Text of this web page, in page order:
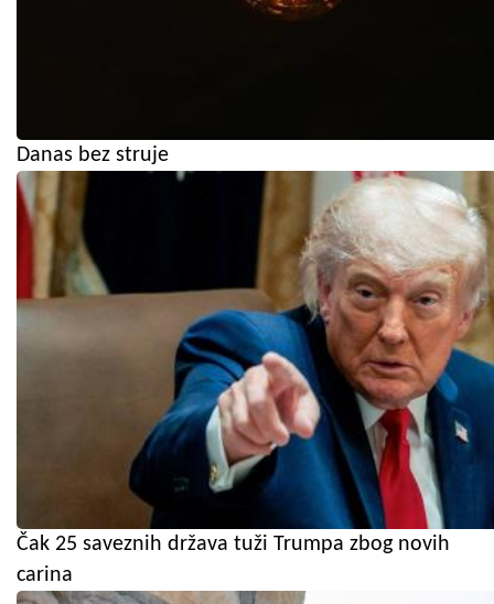
Danas bez struje
Čak 25 saveznih država tuži Trumpa zbog novih
carina